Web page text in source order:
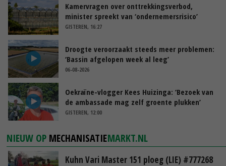
Kamervragen over onttrekkingsverbod,
minister spreekt van ‘ondernemersrisico’
GISTEREN, 16:27
Droogte veroorzaakt steeds meer problemen:
‘Bassin afgelopen week al leeg’
06-08-2026
Oekraïne-vlogger Kees Huizinga: ‘Bezoek van
de ambassade mag zelf groente plukken’
GISTEREN, 12:00
NIEUW OP MECHANISATIEMARKT.NL
Kuhn Vari Master 151 ploeg (LIE) #777268